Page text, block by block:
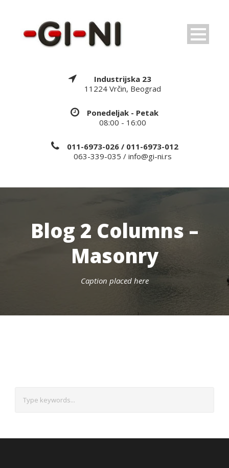
Industrijska 23
11224 Vrčin, Beograd
Ponedeljak - Petak
08:00 - 16:00
011-6973-026 / 011-6973-012
063-339-035 / info@gi-ni.rs
Blog 2 Columns –
Masonry
Caption placed here